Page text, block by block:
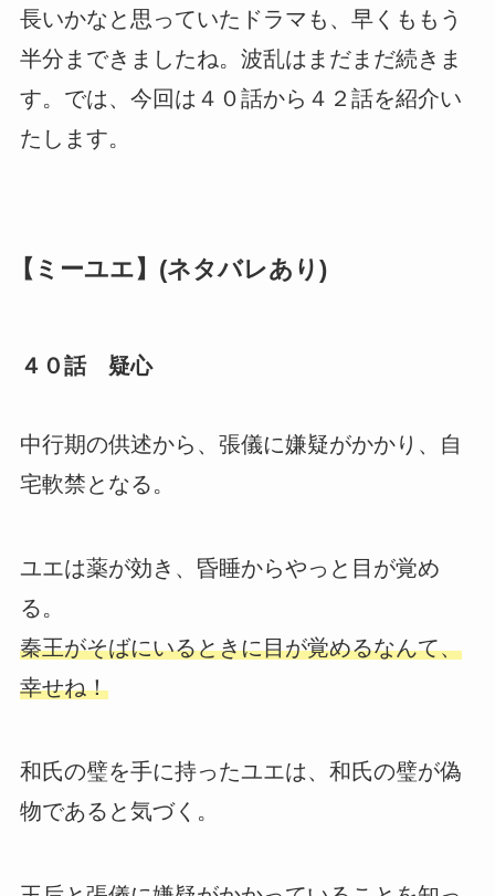
長いかなと思っていたドラマも、早くももう
半分まできましたね。波乱はまだまだ続きま
す。では、今回は４０話から４２話を紹介い
たします。
【ミーユエ】(ネタバレあり)
４０話 疑心
中行期の供述から、張儀に嫌疑がかかり、自
宅軟禁となる。
ユエは薬が効き、昏睡からやっと目が覚め
る。
秦王がそばにいるときに目が覚めるなんて、
幸せね！
和氏の璧を手に持ったユエは、和氏の璧が偽
物であると気づく。